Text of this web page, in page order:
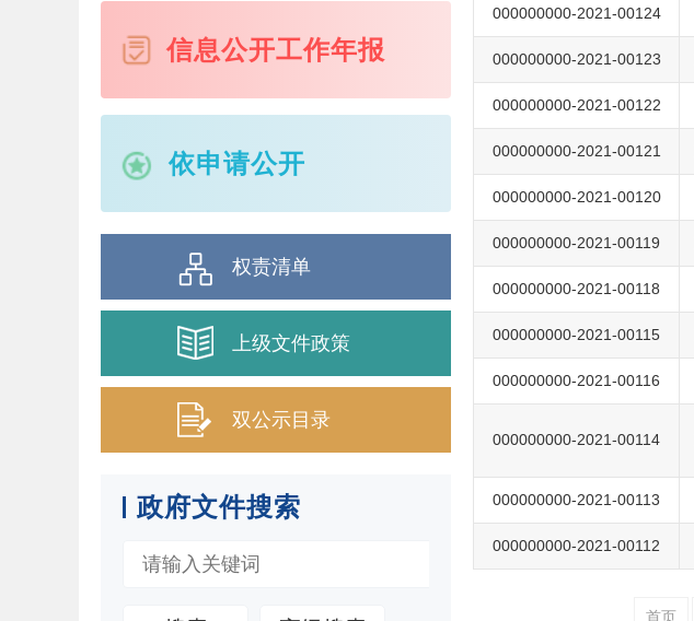
信息公开工作年报
依申请公开
权责清单
上级文件政策
双公示目录
政府文件搜索
000000000-2021-00124
000000000-2021-00123
000000000-2021-00122
000000000-2021-00121
000000000-2021-00120
000000000-2021-00119
000000000-2021-00118
000000000-2021-00115
000000000-2021-00116
000000000-2021-00114
000000000-2021-00113
000000000-2021-00112
首页